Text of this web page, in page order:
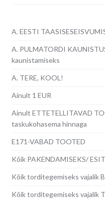
A. EESTI
A. PULMATORDI
kaunistamiseks
A. TERE, KOOL!
Ainult 1 EUR
Ainult ETTETELLITAVAD
taskukohasema hinnaga
E171-VABAD TOOTED
Kõik PAKENDAMISEKS/
Kõik torditegemiseks vajalik
Kõik torditegemiseks vajalik